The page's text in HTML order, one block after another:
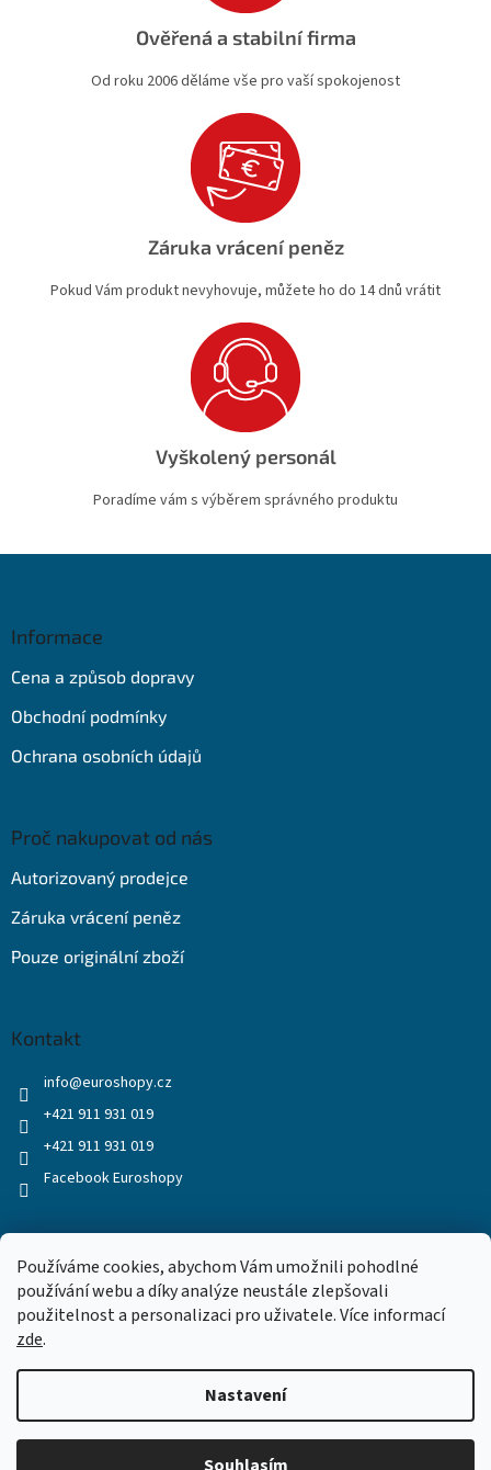
Používáme cookies, abychom Vám umožnili pohodlné
používání webu a díky analýze neustále zlepšovali
použitelnost a personalizaci pro uživatele. Více informací
zde.
Nastavení
Ověřená a stabilní firma
Od roku 2006 děláme vše pro vaší spokojenost
Záruka vrácení peněz
Pokud Vám produkt nevyhovuje, můžete ho do 14 dnů vrátit
Vyškolený personál
Poradíme vám s výběrem správného produktu
Informace
Cena a způsob dopravy
Obchodní podmínky
Ochrana osobních údajů
Proč nakupovat od nás
Autorizovaný prodejce
Záruka vrácení peněz
Pouze originální zboží
Kontakt
info@euroshopy.cz
+421 911 931 019
+421 911 931 019
Facebook Euroshopy
Vytvořil Shoptet